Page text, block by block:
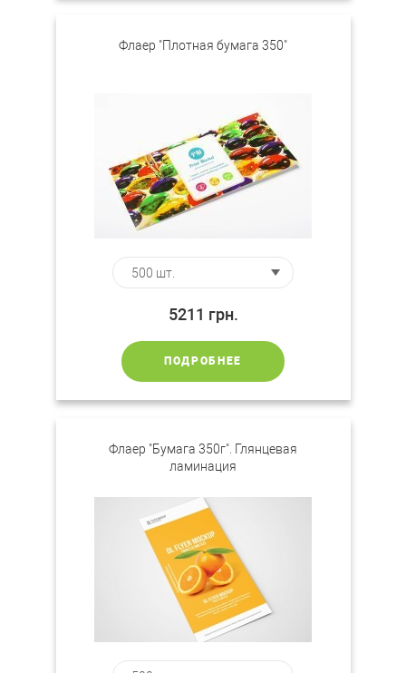
Флаер "Плотная бумага 350"
5211 грн.
ПОДРОБНЕЕ
Флаер "Бумага 350г". Глянцевая
ламинация